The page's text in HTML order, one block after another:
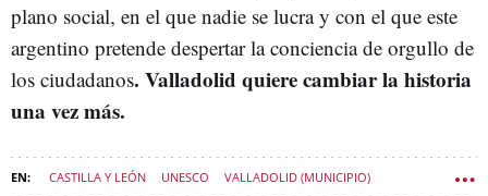
plano social, en el que nadie se lucra y con el que este
argentino pretende despertar la conciencia de orgullo de
los ciudadanos. Valladolid quiere cambiar la historia
una vez más.
CASTILLA Y LEÓN UNESCO VALLADOLID (MUNICIPIO)